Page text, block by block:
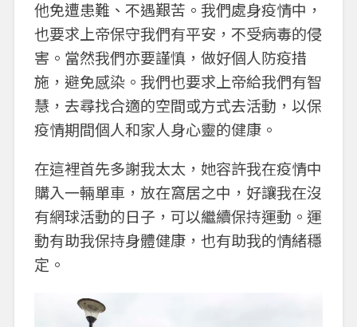
他免遭患難、不遇艱苦。我們處身疫情中，
也要求上帝保守我們有平安，不受病毒的侵
害。當然我們亦要謹慎，做好個人防疫措
施，避免感染。我們也要求上帝給我們有智
慧，去尋找合適的空間或方式去活動，以保
疫情期間個人和家人身心靈的健康。
在這裡首先多謝我太太，她容許我在疫情中
購入一輛單車，放在窩居之中，好讓我在沒
有網球活動的日子，可以繼續保持運動。運
動有助我保持身體健康，也有助我的情緒穩
定。